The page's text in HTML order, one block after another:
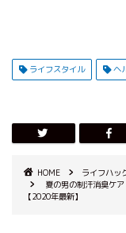
ライフスタイル ヘ
HOME ライフハッ
夏の男の制汗消臭ケ
【2020年最新】